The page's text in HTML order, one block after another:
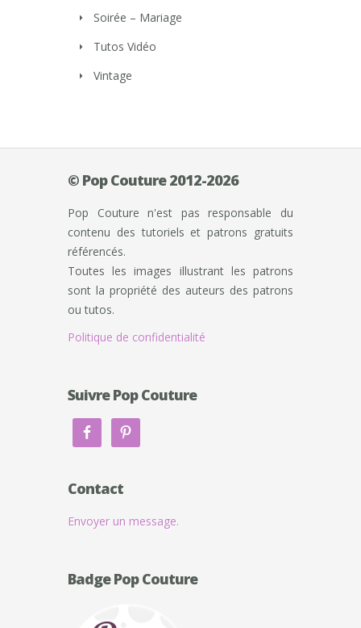
Soirée – Mariage
Tutos Vidéo
Vintage
© Pop Couture 2012-2026
Pop Couture n'est pas responsable du
contenu des tutoriels et patrons gratuits
référencés.
Toutes les images illustrant les patrons
sont la propriété des auteurs des patrons
ou tutos.
Politique de confidentialité
Suivre Pop Couture
Contact
Envoyer un message.
Badge Pop Couture